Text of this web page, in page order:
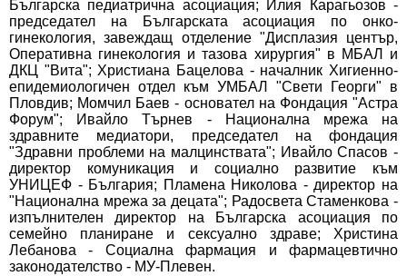
Българска педиатрична асоциация; Илия Карагьозов -
председател на Българската асоциация по онко-
гинекология, завеждащ отделение "Дисплазия център,
Оперативна гинекология и тазова хирургия" в МБАЛ и
ДКЦ "Вита"; Христиана Бацeлова - началник Хигиенно-
епидемиологичен отдел към УМБАЛ "Свети Георги" в
Пловдив; Момчил Баев - основател на Фондация "Астра
Форум"; Ивайло Търнев - Национална мрежа на
здравните медиатори, председател на фондация
"Здравни проблеми на малцинствата"; Ивайло Спасов -
директор комуникация и социално развитие към
УНИЦЕФ - България; Пламена Николова - директор на
"Национална мрежа за децата"; Радосвета Стаменкова -
изпълнителен директор на Българска асоциация по
семейно планиране и сексуално здраве; Христина
Лебанова - Социална фармация и фармацевтично
законодателство - МУ-Плевен.